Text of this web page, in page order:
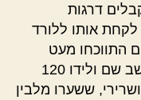
דרגות
אותו ללורד
התווכחו מעט
ולבסוף לקחו אותו פנימה.הלורד ישב שם ולידו 120
ששערו מלבין